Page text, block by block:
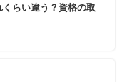
らい違う？資格の取